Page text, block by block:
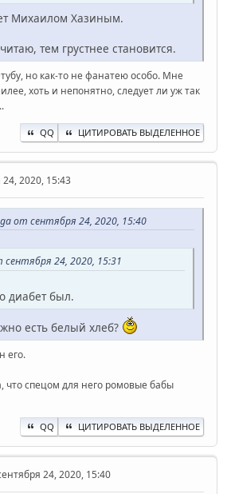
Михаилом Хазиным.
тем грустнее становится.
но как-то не фанатею особо. Мне
хоть и непонятно, следует ли уж так
QQ ЦИТИРОВАТЬ ВЫДЕЛЕННОЕ
24, 2020, 15:43
от сентября 24, 2020, 15:40
24, 2020, 15:31
диабет был.
есть белый хлеб?
его.
что спецом для него ромовые бабы
QQ ЦИТИРОВАТЬ ВЫДЕЛЕННОЕ
24, 2020, 15:40